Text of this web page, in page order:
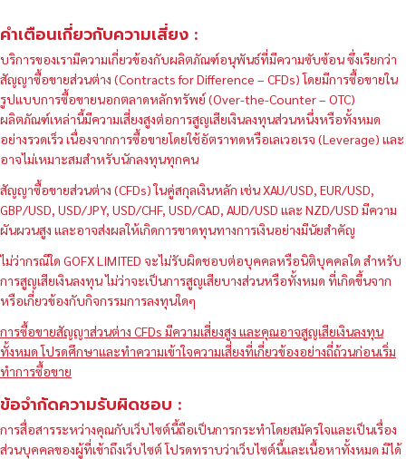
คำเตือนเกี่ยวกับความเสี่ยง :
บริการของเรามีความเกี่ยวข้องกับผลิตภัณฑ์อนุพันธ์ที่มีความซับซ้อน ซึ่งเรียกว่า
สัญญาซื้อขายส่วนต่าง (Contracts for Difference – CFDs) โดยมีการซื้อขายใน
รูปแบบการซื้อขายนอกตลาดหลักทรัพย์ (Over-the-Counter – OTC)
ผลิตภัณฑ์เหล่านี้มีความเสี่ยงสูงต่อการสูญเสียเงินลงทุนส่วนหนึ่งหรือทั้งหมด
อย่างรวดเร็ว เนื่องจากการซื้อขายโดยใช้อัตราทดหรือเลเวอเรจ (Leverage) และ
อาจไม่เหมาะสมสำหรับนักลงทุนทุกคน
สัญญาซื้อขายส่วนต่าง (CFDs) ในคู่สกุลเงินหลัก เช่น XAU/USD, EUR/USD,
GBP/USD, USD/JPY, USD/CHF, USD/CAD, AUD/USD และ NZD/USD มีความ
ผันผวนสูง และอาจส่งผลให้เกิดการขาดทุนทางการเงินอย่างมีนัยสำคัญ
ไม่ว่ากรณีใด GOFX LIMITED จะไม่รับผิดชอบต่อบุคคลหรือนิติบุคคลใด สำหรับ
การสูญเสียเงินลงทุน ไม่ว่าจะเป็นการสูญเสียบางส่วนหรือทั้งหมด ที่เกิดขึ้นจาก
หรือเกี่ยวข้องกับกิจกรรมการลงทุนใดๆ
การซื้อขายสัญญาส่วนต่าง CFDs มีความเสี่ยงสูง และคุณอาจสูญเสียเงินลงทุน
ทั้งหมด โปรดศึกษาและทำความเข้าใจความเสี่ยงที่เกี่ยวข้องอย่างถี่ถ้วนก่อนเริ่ม
ทำการซื้อขาย
ข้อจำกัดความรับผิดชอบ :
การสื่อสารระหว่างคุณกับเว็บไซต์นี้ถือเป็นการกระทำโดยสมัครใจและเป็นเรื่อง
ส่วนบุคคลของผู้ที่เข้าถึงเว็บไซต์ โปรดทราบว่าเว็บไซต์นี้และเนื้อหาทั้งหมด มิได้